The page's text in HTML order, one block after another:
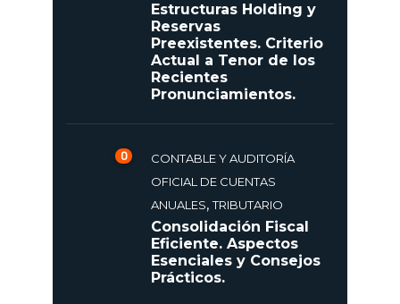
Estructuras Holding y
Reservas
Preexistentes. Criterio
Actual a Tenor de los
Recientes
Pronunciamientos.
0
CONTABLE Y AUDITORÍA
OFICIAL DE CUENTAS
ANUALES,TRIBUTARIO
Consolidación Fiscal
Eficiente. Aspectos
Esenciales y Consejos
Prácticos.